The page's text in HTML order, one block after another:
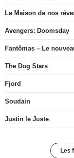
La Maison de nos
Avengers: Doomsday
Fantômas – Le
The Dog Stars
Fjord
Soudain
Justin le Juste
Les